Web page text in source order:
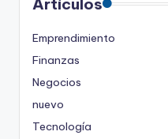
Artículos
Emprendimiento
Finanzas
Negocios
nuevo
Tecnología